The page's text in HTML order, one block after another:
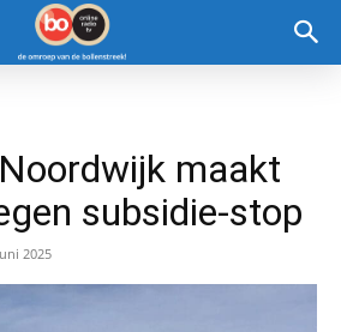
maakt
subsidie-stop
2025